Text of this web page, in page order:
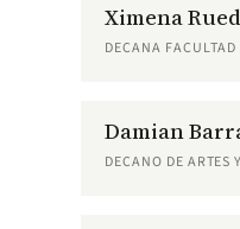
Ximena
DECANA
Damian
DECANO DE ARTES